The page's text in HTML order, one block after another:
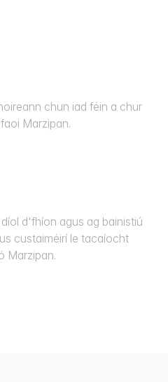
chun iad féin a chur
Marzipan.
d'fhíon agus ag bainistiú
custaiméirí le tacaíocht
Marzipan.